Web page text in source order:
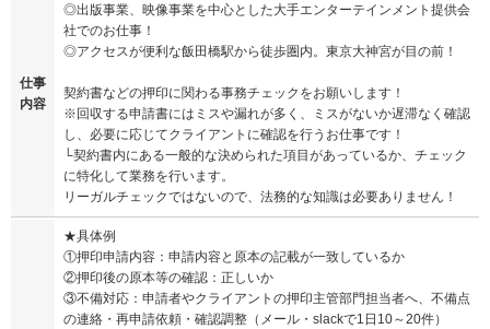
仕事
内容
◎出版事業、映像事業を中心とした大手エンターテインメント提供会
社でのお仕事！
◎アクセスが便利な飯田橋駅から徒歩圏内。東京大神宮が目の前！
契約書などの押印に関わる事務チェックをお願いします！
※回収する申請書にはミスや漏れが多く、ミスがないか遅滞なく確認
し、必要に応じてクライアントに確認を行うお仕事です！
└契約書内にある一般的な決められた項目があっているか、チェック
に特化して業務を行います。
リーガルチェックではないので、法務的な知識は必要ありません！
★具体例
①押印申請内容：申請内容と原本の記載が一致しているか
②押印後の原本等の確認：正しいか
③不備対応：申請者やクライアントの押印主管部門担当者へ、不備点
の連絡・再申請依頼・確認調整（メール・slackで1日10～20件）